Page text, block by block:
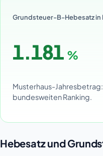
Grundsteuer-B-Hebesatz
1.181 %
Musterhaus-
bundesweiten Ranking.
Hebesatz und